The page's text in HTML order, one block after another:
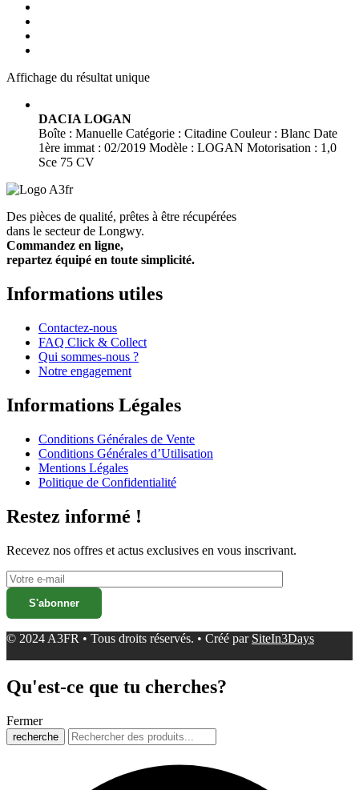
Affichage du résultat unique
DACIA LOGAN
Boîte : Manuelle Catégorie : Citadine Couleur : Blanc Date
1ère immat : 02/2019 Modèle : LOGAN Motorisation : 1,0
Sce 75 CV
Des pièces de qualité, prêtes à être récupérées
dans le secteur de Longwy.
Commandez en ligne,
repartez équipé en toute simplicité.
Informations utiles
Contactez-nous
FAQ Click & Collect
Qui sommes-nous ?
Notre engagement
Informations Légales
Conditions Générales de Vente
Conditions Générales d’Utilisation
Mentions Légales
Politique de Confidentialité
Restez informé !
Recevez nos offres et actus exclusives en vous inscrivant.
© 2024 A3FR • Tous droits réservés. • Créé par SiteIn3Days
Qu'est-ce que tu cherches?
Fermer
recherche